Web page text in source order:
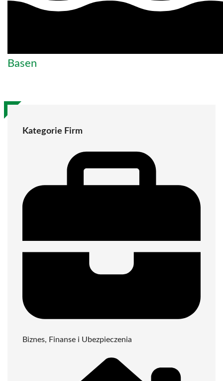
Basen
Kategorie Firm
Biznes, Finanse i Ubezpieczenia